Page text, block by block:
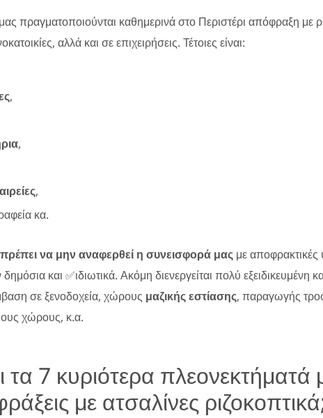
πραγματοποιούνται καθημερινά στο Περιστέρι απόφραξη με
αλλά και σε επιχειρήσεις. Τέτοιες είναι:
,
,
,
κα.
να μην αναφερθεί η συνεισφορά μας με
δημόσια και ✅ιδιωτικά. Ακόμη διενεργείται πολύ εξειδικευμένη
σε ξενοδοχεία, χώρους μαζικής εστίασης, παραγωγής
χώρους, κ.α.
τα 7 κυριότερα πλεονεκτήματά
με ατσαλίνες